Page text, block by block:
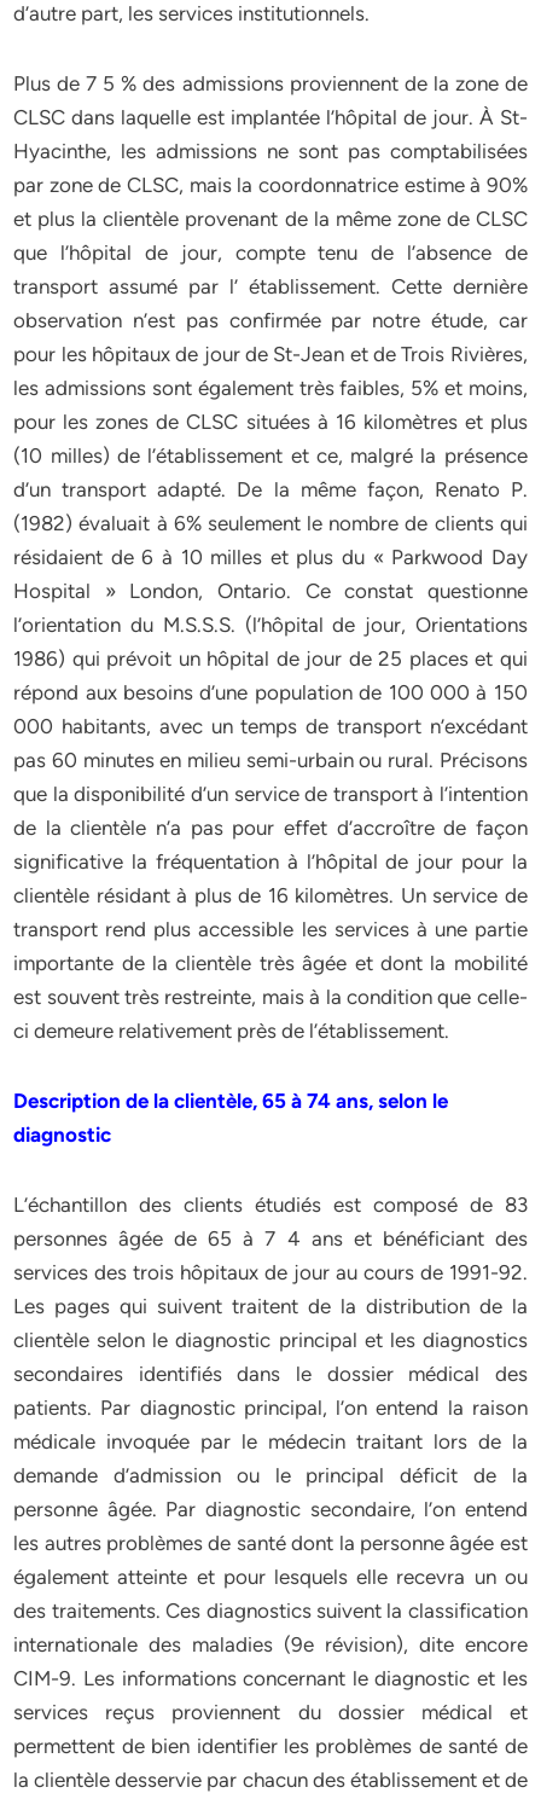
d’autre part, les services institutionnels.
Plus de 7 5 % des admissions proviennent de la zone de
CLSC dans laquelle est implantée l’hôpital de jour. À St-
Hyacinthe, les admissions ne sont pas comptabilisées
par zone de CLSC, mais la coordonnatrice estime à 90%
et plus la clientèle provenant de la même zone de CLSC
que l’hôpital de jour, compte tenu de l’absence de
transport assumé par l’ établissement. Cette dernière
observation n’est pas confirmée par notre étude, car
pour les hôpitaux de jour de St-Jean et de Trois Rivières,
les admissions sont également très faibles, 5% et moins,
pour les zones de CLSC situées à 16 kilomètres et plus
(10 milles) de l’établissement et ce, malgré la présence
d’un transport adapté. De la même façon, Renato P.
(1982) évaluait à 6% seulement le nombre de clients qui
résidaient de 6 à 10 milles et plus du « Parkwood Day
Hospital » London, Ontario. Ce constat questionne
l’orientation du M.S.S.S. (l’hôpital de jour, Orientations
1986) qui prévoit un hôpital de jour de 25 places et qui
répond aux besoins d’une population de 100 000 à 150
000 habitants, avec un temps de transport n’excédant
pas 60 minutes en milieu semi-urbain ou rural. Précisons
que la disponibilité d’un service de transport à l’intention
de la clientèle n’a pas pour effet d’accroître de façon
significative la fréquentation à l’hôpital de jour pour la
clientèle résidant à plus de 16 kilomètres. Un service de
transport rend plus accessible les services à une partie
importante de la clientèle très âgée et dont la mobilité
est souvent très restreinte, mais à la condition que celle-
ci demeure relativement près de l’établissement.
Description de la clientèle, 65 à 74 ans, selon le
diagnostic
L’échantillon des clients étudiés est composé de 83
personnes âgée de 65 à 7 4 ans et bénéficiant des
services des trois hôpitaux de jour au cours de 1991-92.
Les pages qui suivent traitent de la distribution de la
clientèle selon le diagnostic principal et les diagnostics
secondaires identifiés dans le dossier médical des
patients. Par diagnostic principal, l’on entend la raison
médicale invoquée par le médecin traitant lors de la
demande d’admission ou le principal déficit de la
personne âgée. Par diagnostic secondaire, l’on entend
les autres problèmes de santé dont la personne âgée est
également atteinte et pour lesquels elle recevra un ou
des traitements. Ces diagnostics suivent la classification
internationale des maladies (9e révision), dite encore
CIM-9. Les informations concernant le diagnostic et les
services reçus proviennent du dossier médical et
permettent de bien identifier les problèmes de santé de
la clientèle desservie par chacun des établissement et de